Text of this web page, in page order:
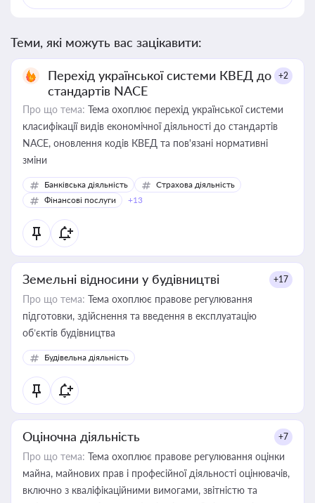
Теми, які можуть вас зацікавити:
Перехід української системи КВЕД до
стандартів NACE
+2
Про що тема: Тема охоплює перехід української системи
класифікації видів економічної діяльності до стандартів
NACE, оновлення кодів КВЕД та пов'язані нормативні
зміни
Банківська діяльність
Страхова діяльність
Фінансові послуги
+13
Земельні відносини у будівництві +17
Про що тема: Тема охоплює правове регулювання
підготовки, здійснення та введення в експлуатацію
об’єктів будівництва
Будівельна діяльність
Оціночна діяльність +7
Про що тема: Тема охоплює правове регулювання оцінки
майна, майнових прав і професійної діяльності оцінювачів,
включно з кваліфікаційними вимогами, звітністю та